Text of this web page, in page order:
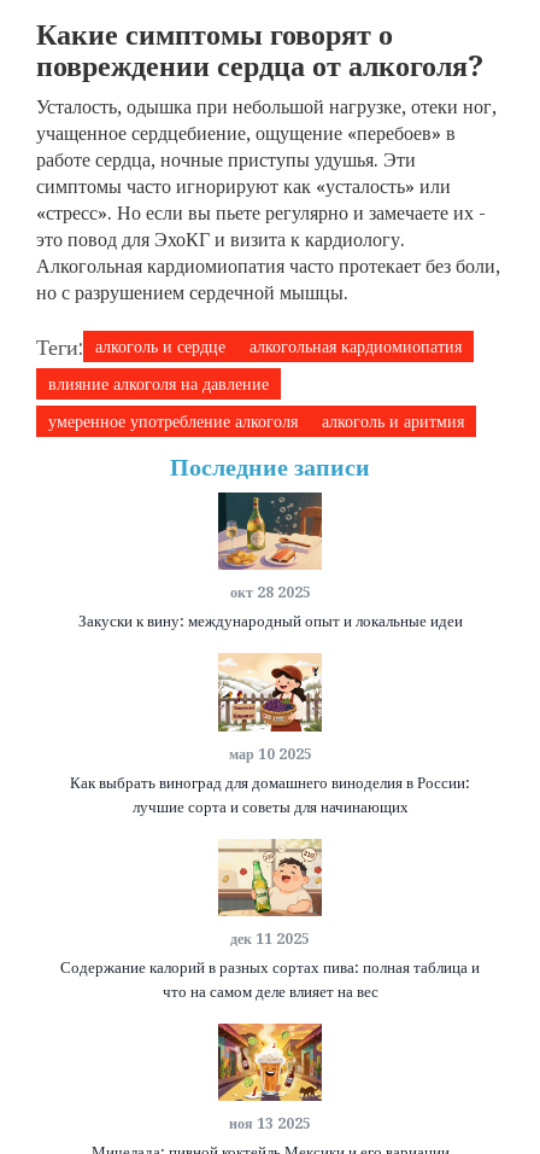
Какие симптомы говорят о
повреждении сердца от алкоголя?
Усталость, одышка при небольшой нагрузке, отеки ног,
учащенное сердцебиение, ощущение «перебоев» в
работе сердца, ночные приступы удушья. Эти
симптомы часто игнорируют как «усталость» или
«стресс». Но если вы пьете регулярно и замечаете их -
это повод для ЭхоКГ и визита к кардиологу.
Алкогольная кардиомиопатия часто протекает без боли,
но с разрушением сердечной мышцы.
Теги: алкоголь и сердце
алкогольная кардиомиопатия
влияние алкоголя на давление
умеренное употребление алкоголя
алкоголь и аритмия
Последние записи
окт 28 2025
Закуски к вину: международный опыт и локальные идеи
мар 10 2025
Как выбрать виноград для домашнего виноделия в России:
лучшие сорта и советы для начинающих
дек 11 2025
Содержание калорий в разных сортах пива: полная таблица и
что на самом деле влияет на вес
ноя 13 2025